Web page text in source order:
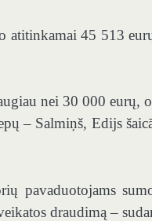
45 513
nei 30 000 eurų,
– Salmiņš, Edijs
pavaduotojams
draudimą –